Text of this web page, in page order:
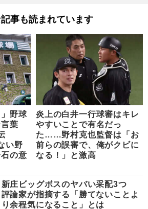
事も読まれています
」野球
葉
い野
の意
炎上の白井一行球審はキレ
やすいことで有名だっ
た……野村克也監督は「お
前らの誤審で、俺がクビに
なる！」と激高
新庄ビッグボスのヤバい采配3つ
評論家が指摘する「勝てないことよ
り余程気になること」とは